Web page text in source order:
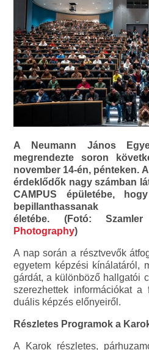
A Neumann János
megrendezte soron
november 14-én, pénteken.
érdeklődők nagy számban
CAMPUS épületébe,
életébe. (Fotó:
Photography)
A nap során a résztvevők
egyetem képzési kínálatáról,
gárdát, a különböző hallgatói
szerezhettek információkat
duális képzés előnyeiről.
Részletes Programok a
A Karok részletes,